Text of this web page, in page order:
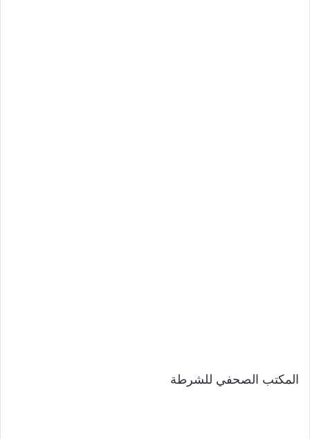
المكتب الصحفي للشرطة